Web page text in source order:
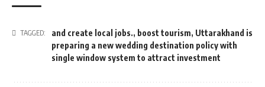
TAGGED: and create local jobs., boost tourism, Uttarakhand is
preparing a new wedding destination policy with
single window system to attract investment